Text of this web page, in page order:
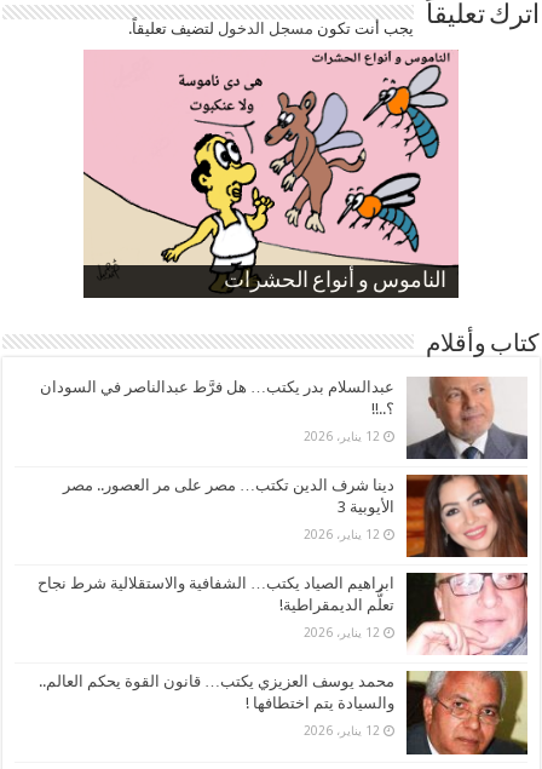
اترك تعليقاً يجب أنت تكون مسجل الدخوللتضيف تعليقاً.
الناموس و أنواع الحشرات
الموظفين بعد ارتفاع الأسعار
ارتفاع نسبة الطلاق في مصر
صورة كاركاتيرية
صورة كاركاتيرية
كتاب وأقلام
عبدالسلام بدر يكتب… هل فرَّط عبدالناصر في السودان
؟..!!
12 يناير، 2026
دينا شرف الدين تكتب… مصر على مر العصور.. مصر
الأيوبية 3
12 يناير، 2026
ابراهيم الصياد يكتب… الشفافية والاستقلالية شرط نجاح
تعلُّم الديمقراطية!
12 يناير، 2026
محمد يوسف العزيزي يكتب… قانون القوة يحكم العالم..
والسيادة يتم اختطافها !
12 يناير، 2026